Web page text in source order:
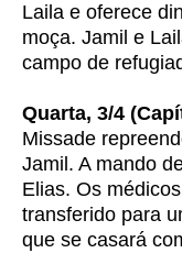
Laila e oferece
moça. Jamil e
campo de
Quarta, 3/4
Missade
Jamil. A mando
Elias. Os
transferido para
que se casará